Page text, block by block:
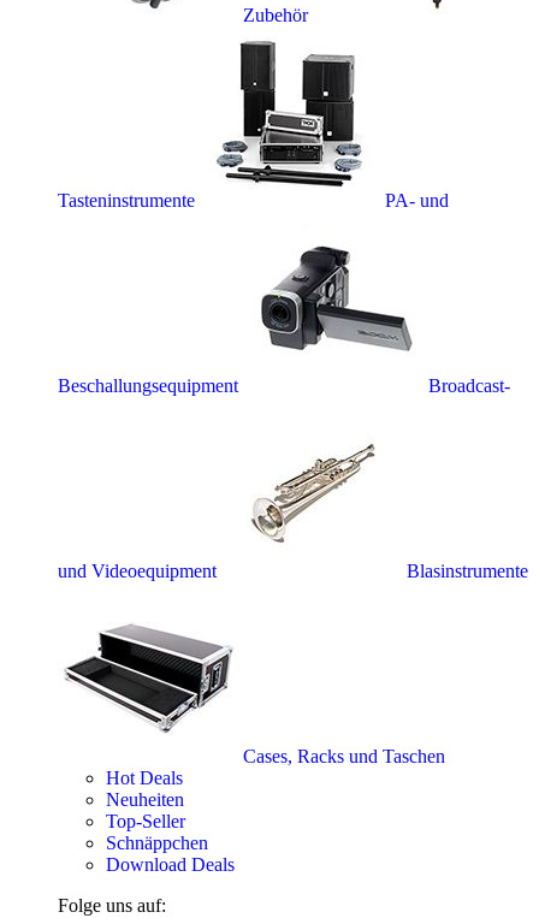
Zubehör
Tasteninstrumente PA- und
Beschallungsequipment Broadcast-
und Videoequipment Blasinstrumente
Cases, Racks und Taschen
Hot Deals
Neuheiten
Top-Seller
Schnäppchen
Download Deals
Folge uns auf: